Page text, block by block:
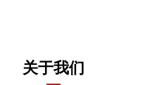
关于我们